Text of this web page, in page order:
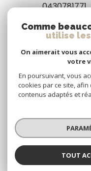
0430781771
Comme
utilise
On aimerait vous
votre
En poursuivant, vous
cookies par ce site,
contenus adaptés et
TOUT